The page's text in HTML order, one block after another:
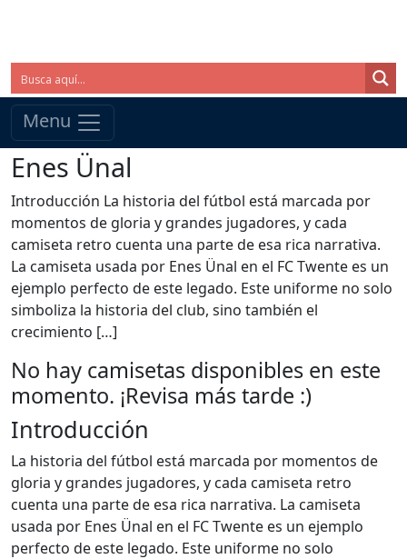
Menu
Enes Ünal
Introducción La historia del fútbol está marcada por
momentos de gloria y grandes jugadores, y cada
camiseta retro cuenta una parte de esa rica narrativa.
La camiseta usada por Enes Ünal en el FC Twente es un
ejemplo perfecto de este legado. Este uniforme no solo
simboliza la historia del club, sino también el
crecimiento […]
No hay camisetas disponibles en este
momento. ¡Revisa más tarde :)
Introducción
La historia del fútbol está marcada por momentos de
gloria y grandes jugadores, y cada camiseta retro
cuenta una parte de esa rica narrativa. La camiseta
usada por Enes Ünal en el FC Twente es un ejemplo
perfecto de este legado. Este uniforme no solo